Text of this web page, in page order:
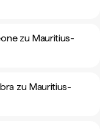
zu Mauritius-
zu Mauritius-